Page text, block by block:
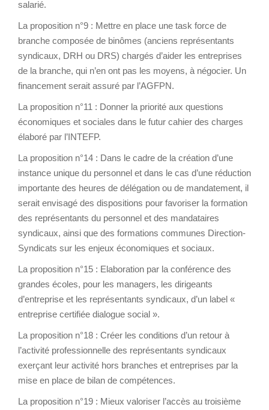
salarié.
La proposition n°9 : Mettre en place une task force de
branche composée de binômes (anciens représentants
syndicaux, DRH ou DRS) chargés d’aider les entreprises
de la branche, qui n’en ont pas les moyens, à négocier. Un
financement serait assuré par l’AGFPN.
La proposition n°11 : Donner la priorité aux questions
économiques et sociales dans le futur cahier des charges
élaboré par l’INTEFP.
La proposition n°14 : Dans le cadre de la création d’une
instance unique du personnel et dans le cas d’une réduction
importante des heures de délégation ou de mandatement, il
serait envisagé des dispositions pour favoriser la formation
des représentants du personnel et des mandataires
syndicaux, ainsi que des formations communes Direction-
Syndicats sur les enjeux économiques et sociaux.
La proposition n°15 : Elaboration par la conférence des
grandes écoles, pour les managers, les dirigeants
d’entreprise et les représentants syndicaux, d’un label «
entreprise certifiée dialogue social ».
La proposition n°18 : Créer les conditions d’un retour à
l’activité professionnelle des représentants syndicaux
exerçant leur activité hors branches et entreprises par la
mise en place de bilan de compétences.
La proposition n°19 : Mieux valoriser l’accès au troisième